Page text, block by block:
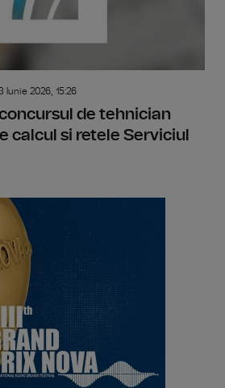
Iunie 2026, 15:26
de tehnician
calcul si retele Serviciul